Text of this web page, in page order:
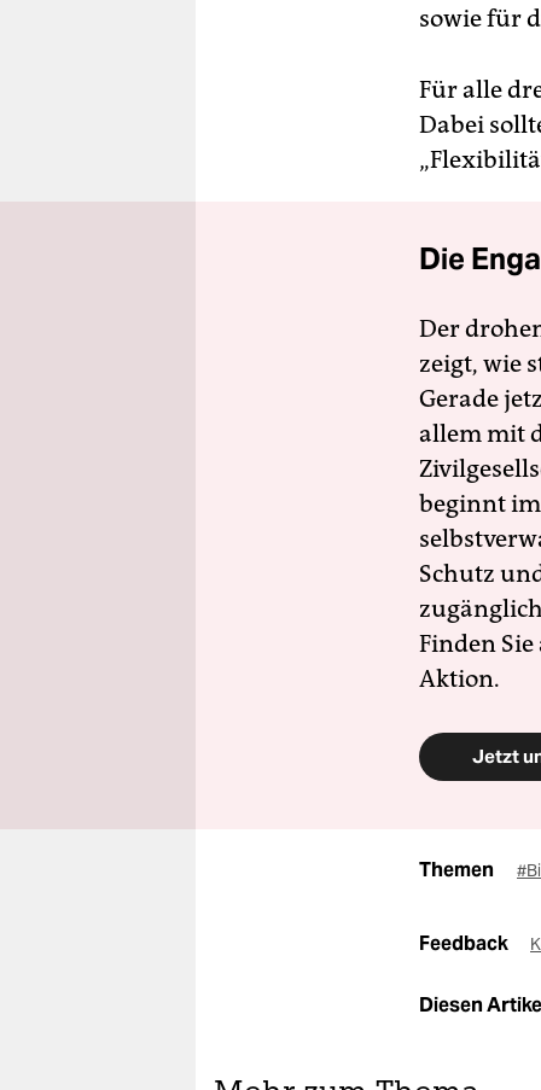
sowie für
Für alle
Dabei
Die
Der
zeigt, wie
Gerade
allem mit
beginnt
Schutz
Finden
Aktion.
Jetzt
Themen
Feedback
Diesen